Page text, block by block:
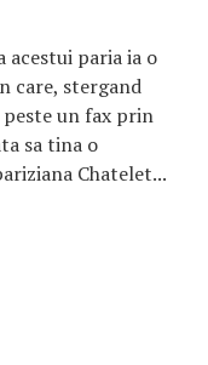
acestui paria ia o
care, stergand
un fax prin
sa tina o
Chatelet...